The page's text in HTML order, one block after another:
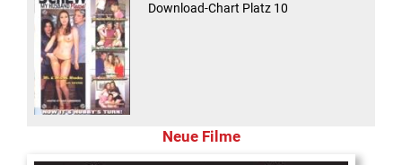
Download-Chart Platz 10
Neue Filme